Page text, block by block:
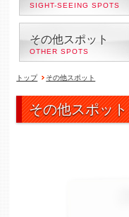
SIGHT-SEEING SPOTS
その他スポット
OTHER SPOTS
トップ その他スポット
その他スポット